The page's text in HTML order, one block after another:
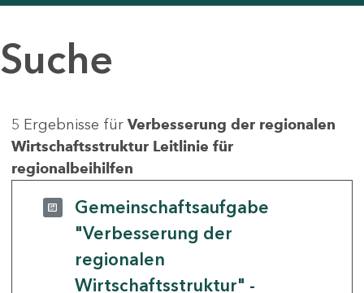
Suche
5 Ergebnisse für Verbesserung der regionalen
Wirtschaftsstruktur Leitlinie für
regionalbeihilfen
Gemeinschaftsaufgabe
"Verbesserung der
regionalen
Wirtschaftsstruktur" -